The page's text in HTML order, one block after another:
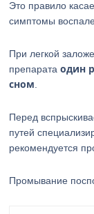
Это правило
симптомы
При легкой
препаратаодин
сном
Перед
путей
рекомендуется
Промывание